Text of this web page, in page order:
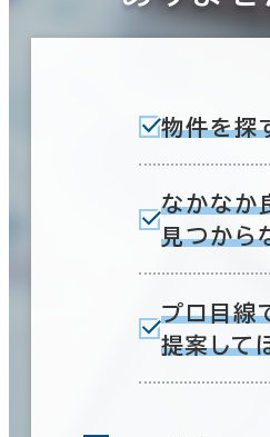
物件を探
なかなか
見つから
プロ目線
提案して